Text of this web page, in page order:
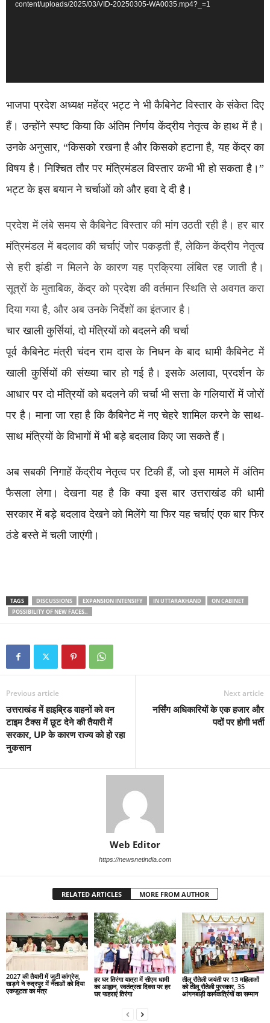
content/uploads/2025/03/VID-20250305-WA0035.mp4?_=1
भाजपा प्रदेश अध्यक्ष महेंद्र भट्ट ने भी कैबिनेट विस्तार के संकेत दिए
हैं। उन्होंने स्पष्ट किया कि अंतिम निर्णय केंद्रीय नेतृत्व के हाथ में है।
उनके अनुसार, “किसको रखना है और किसको हटाना है, यह केंद्र का
विषय है। निश्चित तौर पर मंत्रिमंडल विस्तार कभी भी हो सकता है।”
भट्ट के इस बयान ने चर्चाओं को और हवा दे दी है।
प्रदेश में लंबे समय से कैबिनेट विस्तार की मांग उठती रही है। हर बार
मंत्रिमंडल में बदलाव की चर्चाएं जोर पकड़ती हैं, लेकिन केंद्रीय नेतृत्व
से हरी झंडी न मिलने के कारण यह प्रक्रिया लंबित रह जाती है।
सूत्रों के मुताबिक, केंद्र को प्रदेश की वर्तमान स्थिति से अवगत करा
दिया गया है, और अब उनके निर्देशों का इंतजार है।
चार खाली कुर्सियां, दो मंत्रियों को बदलने की चर्चा
पूर्व कैबिनेट मंत्री चंदन राम दास के निधन के बाद धामी कैबिनेट में
खाली कुर्सियों की संख्या चार हो गई है। इसके अलावा, प्रदर्शन के
आधार पर दो मंत्रियों को बदलने की चर्चा भी सत्ता के गलियारों में जोरों
पर है। माना जा रहा है कि कैबिनेट में नए चेहरे शामिल करने के साथ-
साथ मंत्रियों के विभागों में भी बड़े बदलाव किए जा सकते हैं।
अब सबकी निगाहें केंद्रीय नेतृत्व पर टिकी हैं, जो इस मामले में अंतिम
फैसला लेगा। देखना यह है कि क्या इस बार उत्तराखंड की धामी
सरकार में बड़े बदलाव देखने को मिलेंगे या फिर यह चर्चाएं एक बार फिर
ठंडे बस्ते में चली जाएंगी।
TAGS DISCUSSIONS EXPANSION INTENSIFY IN UTTARAKHAND
ON CABINET
POSSIBILITY OF NEW FACES..
Previous article
उत्तराखंड में हाइब्रिड वाहनों को वन
टाइम टैक्स में छूट देने की तैयारी में
सरकार, UP के कारण राज्य को हो रहा
नुकसान
Next article
नर्सिंग अधिकारियों के एक हजार और
पदों पर होगी भर्ती
Web Editor
https://newsnetindia.com
RELATED ARTICLES MORE FROM AUTHOR
2027 की तैयारी में जुटी कांग्रेस,
खड़गे ने रुद्रपुर में नेताओं को दिया
एकजुटता का मंत्र
हर घर तिरंगा यात्रा में सीएम धामी
का आह्वान, स्वतंत्रता दिवस पर हर
घर फहराएं तिरंगा
तीलू रौतेली जयंती पर 13 महिलाओं
को तीलू रौतेली पुरस्कार, 35
आंगनबाड़ी कार्यकर्त्रियों का सम्मान